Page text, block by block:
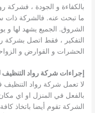
بالكفاءة و الجودة ، فشركة
ما تبحث عنه. فالشركة ذات
الشروق. الجميع يشهد لها و
التفكير ، فقط اتصل بشركة
الحشرات و القوارض و
إجراءات شركة رواد
لا تعمل شركة رواد
بالفعل في المنزل او اي
الشركة تقوم أيضا باتخاذ